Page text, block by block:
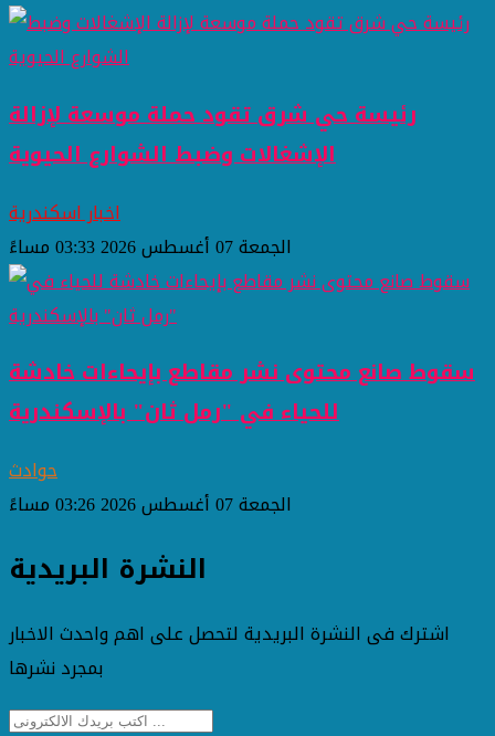
رئيسة حي شرق تقود حملة موسعة لإزالة
الإشغالات وضبط الشوارع الحيوية
اخبار اسكندرية
الجمعة 07 أغسطس 2026 03:33 مساءً
سقوط صانع محتوى نشر مقاطع بإيحاءات خادشة
للحياء في "رمل ثان" بالإسكندرية
حوادث
الجمعة 07 أغسطس 2026 03:26 مساءً
النشرة البريدية
اشترك فى النشرة البريدية لتحصل على اهم واحدث الاخبار
بمجرد نشرها